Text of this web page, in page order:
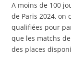
A moins de 100
de Paris 2024, on
qualifiées pour
que les matchs
des places